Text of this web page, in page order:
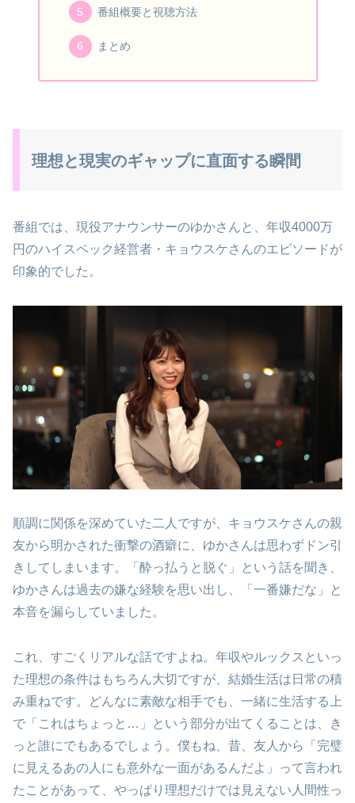
番組概要と視聴方法
まとめ
理想と現実のギャップに直面する瞬間
番組では、現役アナウンサーのゆかさんと、年収4000万
円のハイスペック経営者・キョウスケさんのエピソードが
印象的でした。
順調に関係を深めていた二人ですが、キョウスケさんの親
友から明かされた衝撃の酒癖に、ゆかさんは思わずドン引
きしてしまいます。「酔っ払うと脱ぐ」という話を聞き、
ゆかさんは過去の嫌な経験を思い出し、「一番嫌だな」と
本音を漏らしていました。
これ、すごくリアルな話ですよね。年収やルックスといっ
た理想の条件はもちろん大切ですが、結婚生活は日常の積
み重ねです。どんなに素敵な相手でも、一緒に生活する上
で「これはちょっと…」という部分が出てくることは、き
っと誰にでもあるでしょう。僕もね、昔、友人から「完璧
に見えるあの人にも意外な一面があるんだよ」って言われ
たことがあって、やっぱり理想だけでは見えない人間性っ